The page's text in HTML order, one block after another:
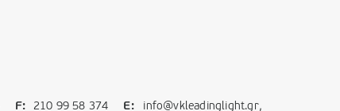
F: 210 99 58 374 E: info@vkleadinglight.gr,